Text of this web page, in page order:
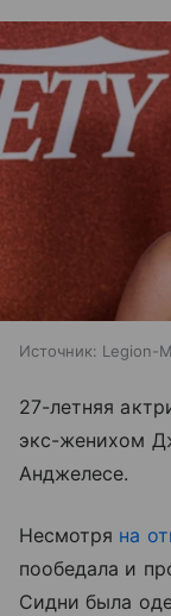
Источник: Legion-
27-летняя
экс-женихом
Анджелесе.
Несмотря на
пообедала и
Сидни была